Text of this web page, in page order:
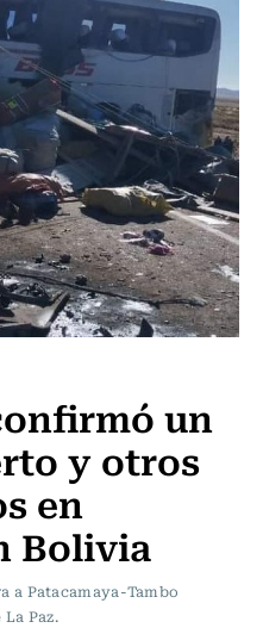
APP
SOY
USACH
SERVELun
y otros
en
Bolivia
a Patacamaya-Tambo
Paz.